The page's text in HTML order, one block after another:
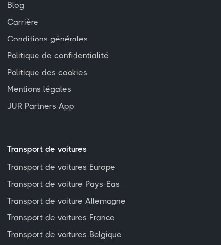
Blog
Carrière
Conditions générales
Politique de confidentialité
Politique des cookies
Mentions légales
JUR Partners App
Transport de voitures
Transport de voitures Europe
Transport de voiture Pays-Bas
Transport de voiture Allemagne
Transport de voitures France
Transport de voitures Belgique